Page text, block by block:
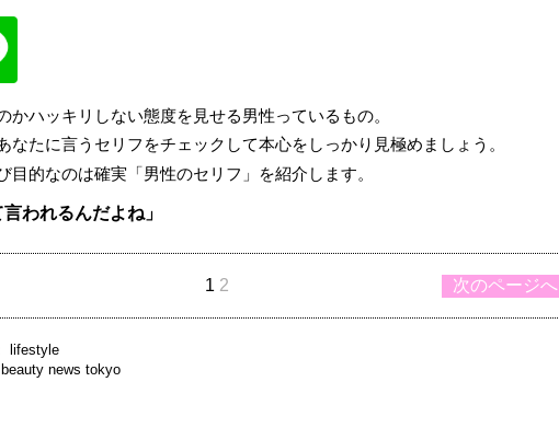
かハッキリしない態度を見せる男性っているもの。
なたに言うセリフをチェックして本心をしっかり見極めましょう。
目的なのは確実「男性のセリフ」を紹介します。
われるんだよね」
次のページへ
1 2
lifestyle
beauty news tokyo